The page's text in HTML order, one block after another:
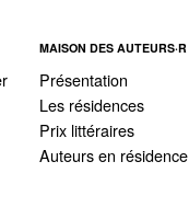
MAISON DES AUTEURS·R
Présentation
Les résidences
Prix littéraires
Auteurs en résidence